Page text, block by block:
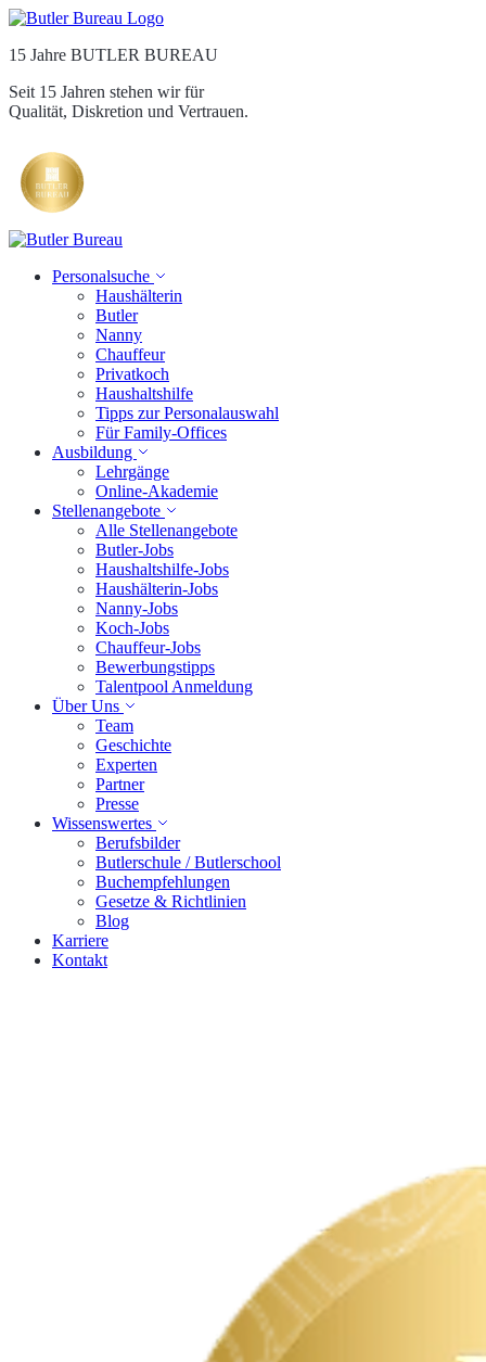
15 Jahre BUTLER BUREAU
Seit 15 Jahren stehen wir für
Qualität, Diskretion und Vertrauen.
Personalsuche
Haushälterin
Butler
Nanny
Chauffeur
Privatkoch
Haushaltshilfe
Tipps zur Personalauswahl
Für Family-Offices
Ausbildung
Lehrgänge
Online-Akademie
Stellenangebote
Alle Stellenangebote
Butler-Jobs
Haushaltshilfe-Jobs
Haushälterin-Jobs
Nanny-Jobs
Koch-Jobs
Chauffeur-Jobs
Bewerbungstipps
Talentpool Anmeldung
Über Uns
Team
Geschichte
Experten
Partner
Presse
Wissenswertes
Berufsbilder
Butlerschule / Butlerschool
Buchempfehlungen
Gesetze & Richtlinien
Blog
Karriere
Kontakt